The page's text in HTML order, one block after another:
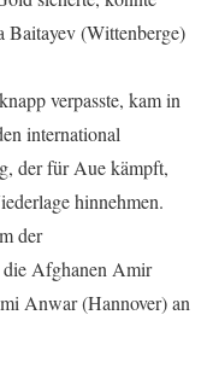
Baitayev (Wittenberge)
verpasste, kam in
international
der für Aue kämpft,
hinnehmen.
der
die Afghanen Amir
Anwar (Hannover) an